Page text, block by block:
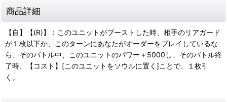
商品詳細
【自】【(R)】：このユニットがブーストした時、相手のリアガード
が１枚以下か、このターンにあなたがオーダーをプレイしているな
ら、そのバトル中、このユニットのパワー＋5000し、そのバトル終
了時、【コスト】[このユニットをソウルに置く]ことで、１枚引
く。